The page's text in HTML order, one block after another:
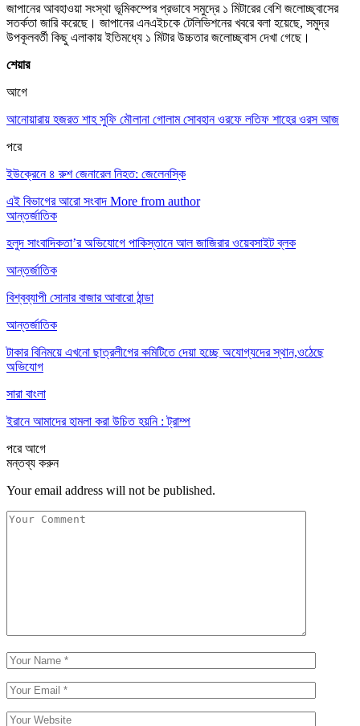
জাপানের আবহাওয়া সংস্থা ভূমিকম্পের প্রভাবে সমুদ্রে ১ মিটারের বেশি জলোচ্ছ্বাসের
সতর্কতা জারি করেছে। জাপানের এনএইচকে টেলিভিশনের খবরে বলা হয়েছে, সমুদ্র
উপকূলবর্তী কিছু এলাকায় ইতিমধ্যে ১ মিটার উচ্চতার জলোচ্ছ্বাস দেখা গেছে।
শেয়ার
আগে
আনোয়ারায় হজরত শাহ সুফি মৌলানা গোলাম সোবহান ওরফে লতিফ শাহের ওরস আজ
পরে
ইউক্রেনে ৪ রুশ জেনারেল নিহত: জেলেনস্কি
এই বিভাগের আরো সংবাদ More from author
আন্তর্জাতিক
হলুদ সাংবাদিকতা’র অভিযোগে পাকিস্তানে আল জাজিরার ওয়েবসাইট ব্লক
আন্তর্জাতিক
বিশ্বব্যাপী সোনার বাজার আবারো ঠান্ডা
আন্তর্জাতিক
টাকার বিনিময়ে এখনো ছাত্রলীগের কমিটিতে দেয়া হচ্ছে অযোগ্যদের স্থান,ওঠেছে
অভিযোগ
সারা বাংলা
ইরানে আমাদের হামলা করা উচিত হয়নি : ট্রাম্প
পরেআগে
মন্তব্য করুন
Your email address will not be published.